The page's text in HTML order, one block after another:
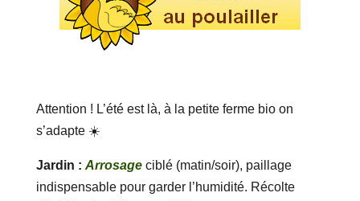
Attention ! L’été est là, à la petite ferme bio on
s’adapte ☀️
Jardin : Arrosageciblé (matin/soir), paillage
indispensable pour garder l’humidité. Récolte